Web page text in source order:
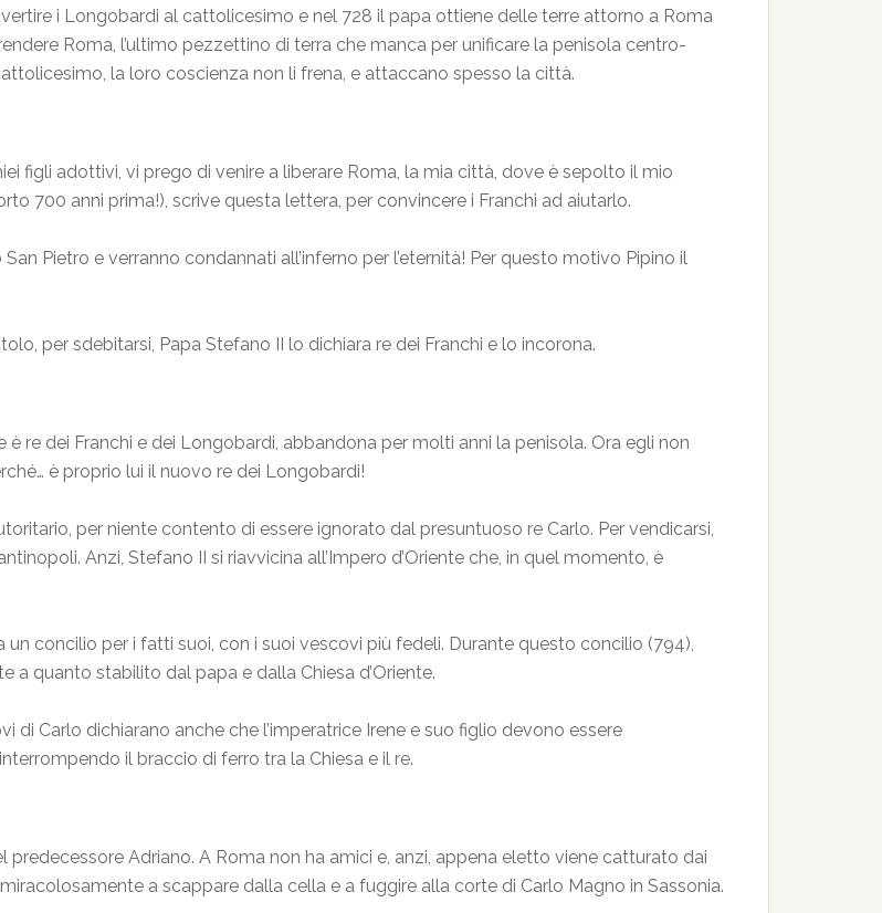
i Longobardi al cattolicesimo e nel 728 il papa ottiene delle terre attorno a Roma
Roma, l’ultimo pezzettino di terra che manca per unificare la penisola centro-
la loro coscienza non li frena, e attaccano spesso la città.
figli adottivi, vi prego di venire a liberare Roma, la mia città, dove è sepolto il mio
700 anni prima!), scrive questa lettera, per convincere i Franchi ad aiutarlo.
Pietro e verranno condannati all’inferno per l’eternità! Per questo motivo Pipino il
per sdebitarsi, Papa Stefano II lo dichiara re dei Franchi e lo incorona.
è re dei Franchi e dei Longobardi, abbandona per molti anni la penisola. Ora egli non
è proprio lui il nuovo re dei Longobardi!
per niente contento di essere ignorato dal presuntuoso re Carlo. Per vendicarsi,
Anzi, Stefano II si riavvicina all’Impero d’Oriente che, in quel momento, è
concilio per i fatti suoi, con i suoi vescovi più fedeli. Durante questo concilio (794),
quanto stabilito dal papa e dalla Chiesa d’Oriente.
di Carlo dichiarano anche che l’imperatrice Irene e suo figlio devono essere
il braccio di ferro tra la Chiesa e il re.
predecessore Adriano. A Roma non ha amici e, anzi, appena eletto viene catturato dai
a scappare dalla cella e a fuggire alla corte di Carlo Magno in Sassonia.